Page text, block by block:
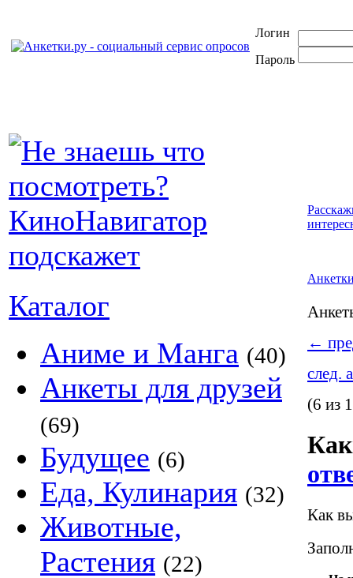
Логин
Пароль
Каталог
Аниме и Манга (40)
Анкеты для друзей
(69)
Будущее (6)
Еда, Кулинария (32)
Животные,
Растения (22)
←
след.
(6 из
Как